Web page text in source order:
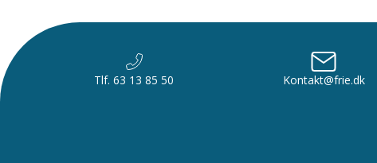
Tlf. 63 13 85 50 Kontakt@frie.dk